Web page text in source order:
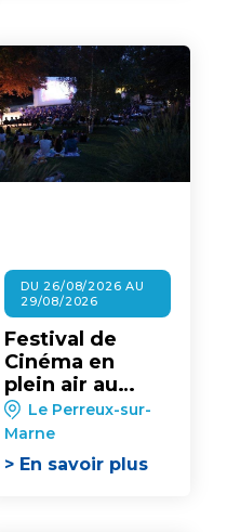
DU 26/08/2026 AU
29/08/2026
Festival de
Cinéma en
plein air au
Perreux-sur-
Marne
Le Perreux-sur-
Marne
> En savoir plus